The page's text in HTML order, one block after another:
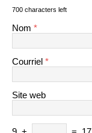
700 characters left
Nom *
Courriel *
Site web